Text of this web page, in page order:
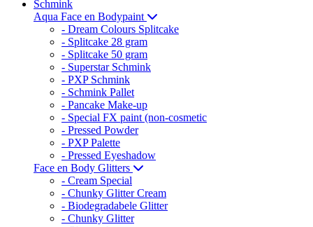
Schmink
Aqua Face en Bodypaint
- Dream Colours Splitcake
- Splitcake 28 gram
- Splitcake 50 gram
- Superstar Schmink
- PXP Schmink
- Schmink Pallet
- Pancake Make-up
- Special FX paint (non-cosmetic
- Pressed Powder
- PXP Palette
- Pressed Eyeshadow
Face en Body Glitters
- Cream Special
- Chunky Glitter Cream
- Biodegradabele Glitter
- Chunky Glitter